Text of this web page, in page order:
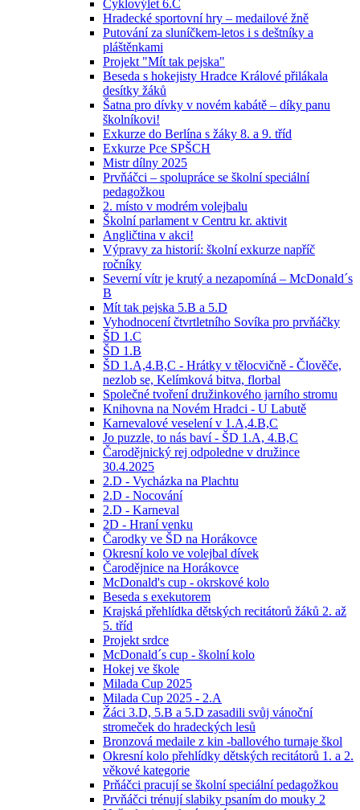
Cyklovýlet 6.C
Hradecké sportovní hry – medailové žně
Putování za sluníčkem-letos i s deštníky a
pláštěnkami
Projekt "Mít tak pejska"
Beseda s hokejisty Hradce Králové přilákala
desítky žáků
Šatna pro dívky v novém kabátě – díky panu
školníkovi!
Exkurze do Berlína s žáky 8. a 9. tříd
Exkurze Pce SPŠCH
Mistr dílny 2025
Prvňáčci – spolupráce se školní speciální
pedagožkou
2. místo v modrém volejbalu
Školní parlament v Centru kr. aktivit
Angličtina v akci!
Výpravy za historií: školní exkurze napříč
ročníky
Severní vítr je krutý a nezapomíná – McDonald´s
B
Mít tak pejska 5.B a 5.D
Vyhodnocení čtvrtletního Sovíka pro prvňáčky
ŠD 1.C
ŠD 1.B
ŠD 1.A,4.B,C - Hrátky v tělocvičně - Člověče,
nezlob se, Kelímková bitva, florbal
Společné tvoření družinkového jarního stromu
Knihovna na Novém Hradci - U Labutě
Karnevalové veselení v 1.A,4.B,C
Jo puzzle, to nás baví - ŠD 1.A, 4.B,C
Čarodějnický rej odpoledne v družince
30.4.2025
2.D - Vycházka na Plachtu
2.D - Nocování
2.D - Karneval
2D - Hraní venku
Čarodky ve ŠD na Horákovce
Okresní kolo ve volejbal dívek
Čarodějnice na Horákovce
McDonald's cup - okrskové kolo
Beseda s exekutorem
Krajská přehlídka dětských recitátorů žáků 2. až
5. tříd
Projekt srdce
McDonald´s cup - školní kolo
Hokej ve škole
Milada Cup 2025
Milada Cup 2025 - 2.A
Žáci 3.D, 5.B a 5.D zasadili svůj vánoční
stromeček do hradeckých lesů
Bronzová medaile z kin -ballového turnaje škol
Okresní kolo přehlídky dětských recitátorů 1. a 2.
věkové kategorie
Prňáčci pracují se školní speciální pedagožkou
Prvňáčci trénují slabiky psaním do mouky 2